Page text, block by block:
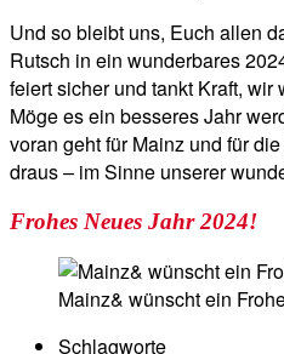
Und so bleibt uns, Euch allen
Rutsch in ein wunderbares
feiert sicher und tankt Kraft,
Möge es ein besseres Jahr
voran geht für Mainz und für
draus – im Sinne unserer
Frohes Neues Jahr 2024!
Mainz& wünscht ein
Schlagworte